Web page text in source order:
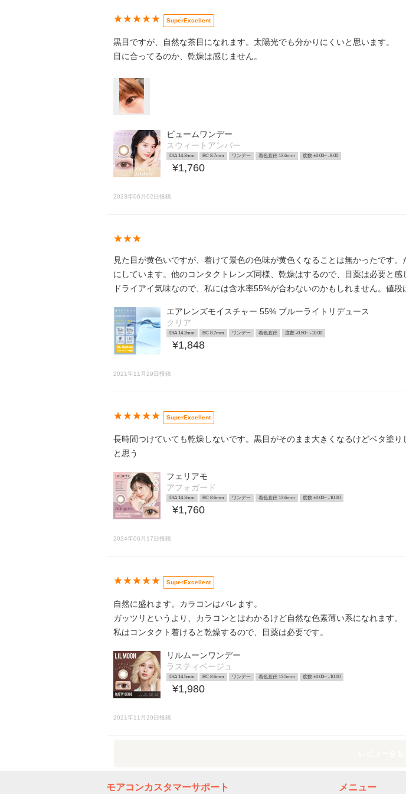
★★★★★ SuperExcellent
黒目ですが、自然な茶目になれます。太陽光でも分かりにくいと思います。
目に合ってるのか、乾燥は感じません。
ビュームワンデー
スウィートアンバー
DIA 14.2mm BC 8.7mm ワンデー 着色直径 13.6mm 度数 ±0.00~ -8.00
¥1,760
2023年06月02日投稿
★★★
見た目が黄色いですが、着けて景色の色味が黄色くなることは無かったです
にしています。他のコンタクトレンズ同様、乾燥はするので、目薬は必要と感
ドライアイ気味なので、私には含水率55%が合わないのかもしれません。値段
エアレンズモイスチャー 55% ブルーライトリデュース
クリア
DIA 14.2mm BC 8.7mm ワンデー 着色直径 度数 -0.50~ -10.00
¥1,848
2021年11月29日投稿
★★★★★ SuperExcellent
長時間つけていても乾燥しないです。黒目がそのまま大きくなるけどベタ塗
と思う
フェリアモ
アフォガード
DIA 14.2mm BC 8.6mm ワンデー 着色直径 13.6mm 度数 ±0.00~ -10.00
¥1,760
2024年06月17日投稿
★★★★★ SuperExcellent
自然に盛れます。カラコンはバレます。
ガッツリというより、カラコンとはわかるけど自然な色素薄い系になれます。
私はコンタクト着けると乾燥するので、目薬は必要です。
リルムーンワンデー
ラスティベージュ
DIA 14.5mm BC 8.6mm ワンデー 着色直径 13.5mm 度数 ±0.00~ -10.00
¥1,980
2021年11月29日投稿
モアコンカスタマーサポート メニュー